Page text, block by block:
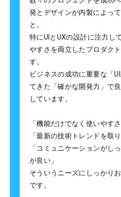
発とデザインが内製によっ
と。
特にUIとUXの設計に注力し
やすさを両立したプロダク
す。
ビジネスの成功に重要な「
てきた「確かな開発力」で
しています。
「機能だけでなく使いやす
「最新の技術トレンドを取
「コミュニケーションがし
が良い」
そういうニーズにしっかり
です。